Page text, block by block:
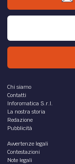
Chi siamo
Contatti
Inforomatica S.r.l.
La nostra storia
Redazione
Pubblicità
Avvertenze legali
Contestazioni
Note legali